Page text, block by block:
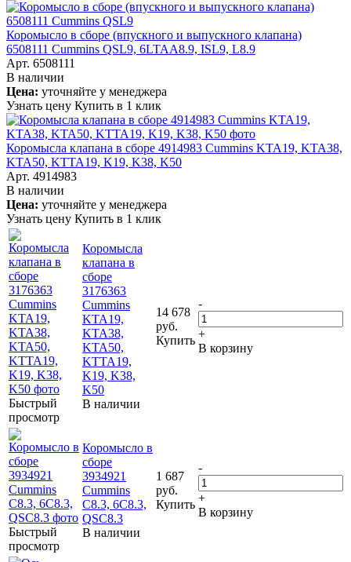
Коромысло в сборе (впускного и выпускного клапана)
6508111 Cummins QSL9, 6LTAA8.9, ISL9, L8.9
Арт. 6508111
В наличии
Цена: уточняйте у менеджера
Узнать цену Купить в 1 клик
Коромысла клапана в сборе 4914983 Cummins KTA19, KTA38,
KTA50, KTTA19, K19, K38, K50
Арт. 4914983
В наличии
Цена: уточняйте у менеджера
Узнать цену Купить в 1 клик
Быстрый
просмотр
Коромысла
клапана в
сборе
3176363
Cummins
KTA19,
KTA38,
KTA50,
KTTA19,
K19, K38,
K50
В наличии
14 678
руб.
Купить
-
+
В корзину
Быстрый
просмотр
Коромысло в
сборе
3934921
Cummins
C8.3, 6C8.3,
QSC8.3
В наличии
1 687
руб.
Купить
-
+
В корзину